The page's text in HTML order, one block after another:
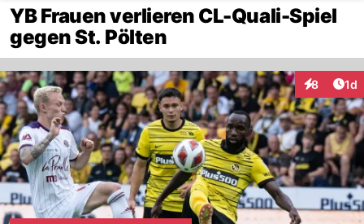
YB Frauen verlieren CL-Quali-Spiel
gegen St. Pölten
8 1d